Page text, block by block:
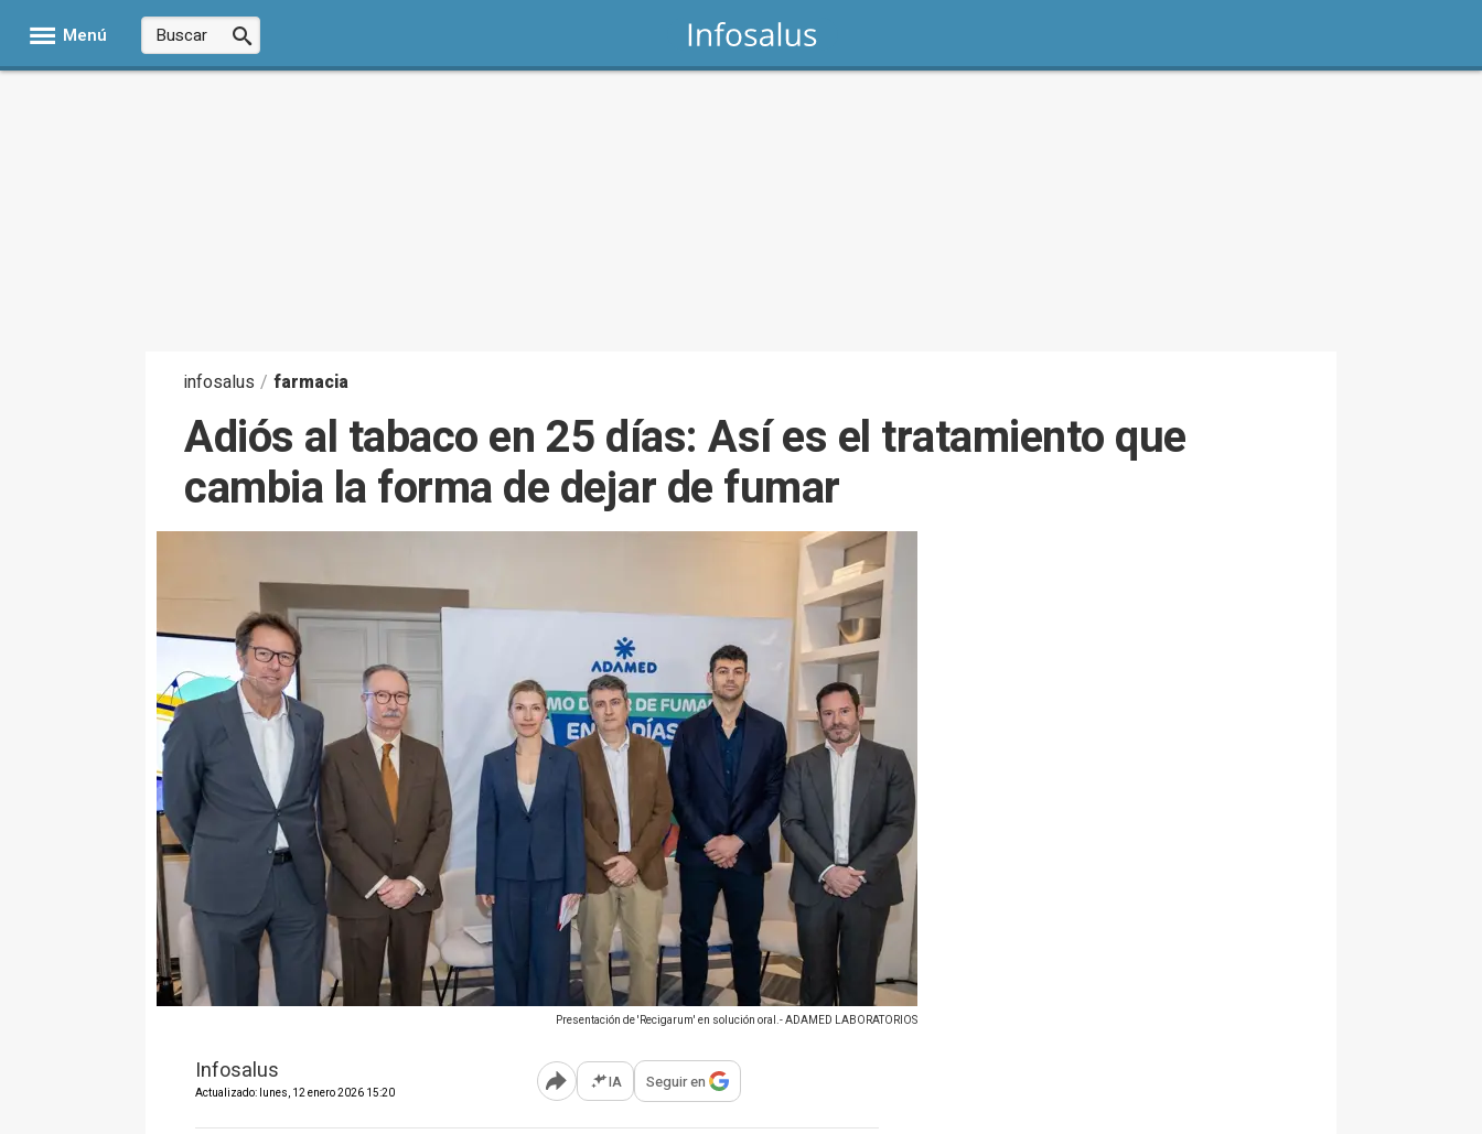
Menú
infosalus / farmacia
Adiós al tabaco en 25 días: Así es el tratamiento que
cambia la forma de dejar de fumar
Presentación de 'Recigarum' en solución oral.- ADAMED LABORATORIOS
Infosalus
Actualizado: lunes, 12 enero 2026 15:20 Abrir opciones para compartir
IA Seguir en